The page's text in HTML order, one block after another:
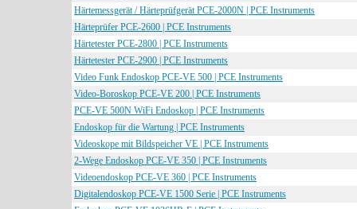
Härtemessgerät / Härteprüfgerät PCE-2000N | PCE Instruments
Härteprüfer PCE-2600 | PCE Instruments
Härtetester PCE-2800 | PCE Instruments
Härtetester PCE-2900 | PCE Instruments
Video Funk Endoskop PCE-VE 500 | PCE Instruments
Video-Boroskop PCE-VE 200 | PCE Instruments
PCE-VE 500N WiFi Endoskop | PCE Instruments
Endoskop für die Wartung | PCE Instruments
Videoskope mit Bildspeicher VE | PCE Instruments
2-Wege Endoskop PCE-VE 350 | PCE Instruments
Videoendoskop PCE-VE 360 | PCE Instruments
Digitalendoskop PCE-VE 1500 Serie | PCE Instruments